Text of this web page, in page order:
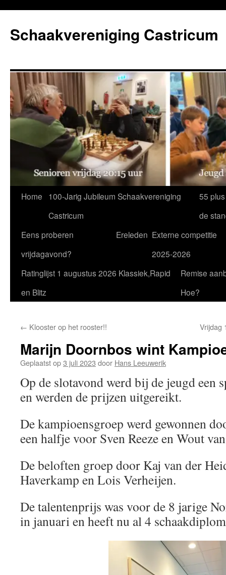
de
inhoud
Schaakvereniging Castricum
Home
100-Jarig Jubileum Schaakvereniging
Castricum
55
de
Eens proberen
vrijdagavond?
Ereleden Externe competitie
2025-2026
Ratinglijst 1 augustus 2026 Klassiek,Rapid
en Blitz
Remise
Hoe?
← Klooster op het rooster!! Vrijdag
Marijn Doornbos wint
Geplaatst op3 juli 2023 door Hans Leeuwerik
Op de slotavond werd bij de jeugd een
en werden de prijzen uitgereikt.
De kampioensgroep werd gewonnen
een halfje voor Sven Reeze en Wout
De beloften groep door Kaj van der
Haverkamp en Lois Verheijen.
De talentenprijs was voor de 8 jarige
in januari en heeft nu al 4